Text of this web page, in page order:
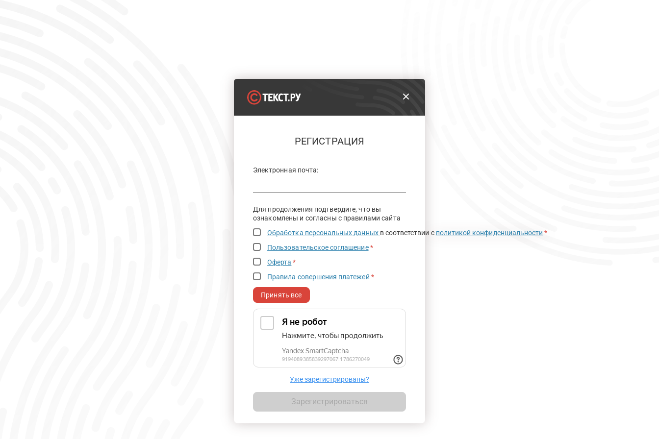
РЕГИСТРАЦИЯ
Электронная почта:
Для продолжения подтвердите, что вы
ознакомлены и согласны с правилами сайта
Обработка персональных данных в соответствии с политикой конфиденциальности *
Пользовательское соглашение *
Оферта *
Правила совершения платежей *
Принять все
Уже зарегистрированы?
Зарегистрироваться